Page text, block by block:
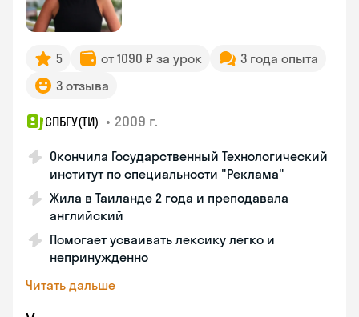
5 от 1090 ₽ за урок
3 года опыта
3 отзыва
СПБГУ(ТИ) • 2009 г.
Окончила Государственный Технологический
институт по специальности "Реклама"
Жила в Таиланде 2 года и преподавала
английский
Помогает усваивать лексику легко и
непринужденно
Читать дальше